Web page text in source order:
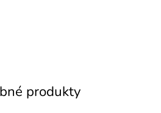
produkty